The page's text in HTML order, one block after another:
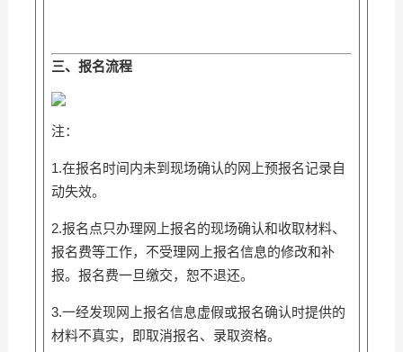
三、报名流程
注：
1.在报名时间内未到现场确认的网上预报名记录自
动失效。
2.报名点只办理网上报名的现场确认和收取材料、
报名费等工作，不受理网上报名信息的修改和补
报。报名费一旦缴交，恕不退还。
3.一经发现网上报名信息虚假或报名确认时提供的
材料不真实，即取消报名、录取资格。